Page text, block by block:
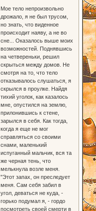
Мое тело непроизвольно
дрожало, я не был трусом,
но знать, что виденное
происходит наяву, а не во
сне... Оказалось выше моих
возможностей. Поднявшись
на четвереньки, решил
скрыться между домов. Не
смотря на то, что тело
отказывалось слушаться, я
скрылся в проулке. Найдя
тихий уголок, как казалось
мне, опустился на землю,
прилонившись к стене,
зарылся в себя. Как тогда,
когда я еще не мог
справляться со своими
снами, маленький
испуганный мальчик, вся та
же черная тень, что
мелькнула возле меня.
"Этот запах, он преследует
меня. Сам себя забил в
угол, деваться не куда, -
горько подумал я, - гордо
посмотреть своей смерти в